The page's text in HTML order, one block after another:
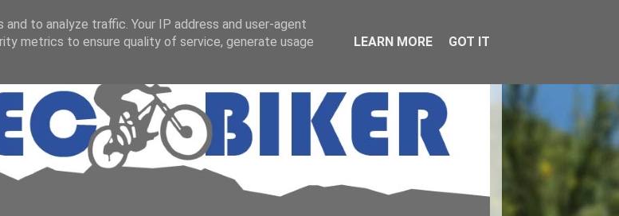
to analyze traffic. Your IP address and user-agent
metrics to ensure quality of service, generate usage
LEARN MORE GOT IT